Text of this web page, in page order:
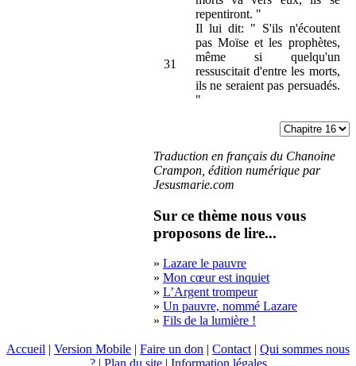
repentiront. "
31
Il lui dit: " S'ils n'écoutent
pas Moïse et les prophètes,
même si quelqu'un
ressuscitait d'entre les morts,
ils ne seraient pas persuadés.
"
Traduction en français du Chanoine
Crampon, édition numérique par
Jesusmarie.com
Sur ce thème nous vous
proposons de lire...
» Lazare le pauvre
» Mon cœur est inquiet
» L’Argent trompeur
» Un pauvre, nommé Lazare
» Fils de la lumière !
Accueil | Version Mobile | Faire un don | Contact | Qui sommes nous
?| Plan du site| Information légales